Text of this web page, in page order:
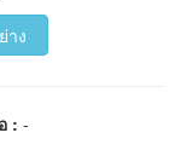
าง
:-